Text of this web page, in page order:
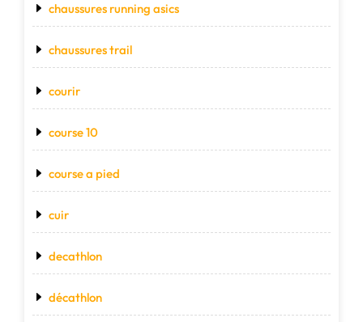
chaussures running asics
chaussures trail
courir
course 10
course a pied
cuir
decathlon
décathlon